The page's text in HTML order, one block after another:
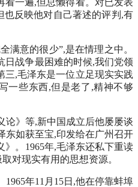
也反映他对自己著述的评判,有
满意的很少”,是在情理之中。
日战争最困难的时候,我们党领
三,毛泽东是一位立足现实实践
一些东西,但是老了,精神不够
论》等,新中国成立后他屡屡谈
东如获至宝,印发给在广州召开
》。1965年,毛泽东还私下重读
对现实有用的思想资源。
年11月15日,他在停靠蚌埠